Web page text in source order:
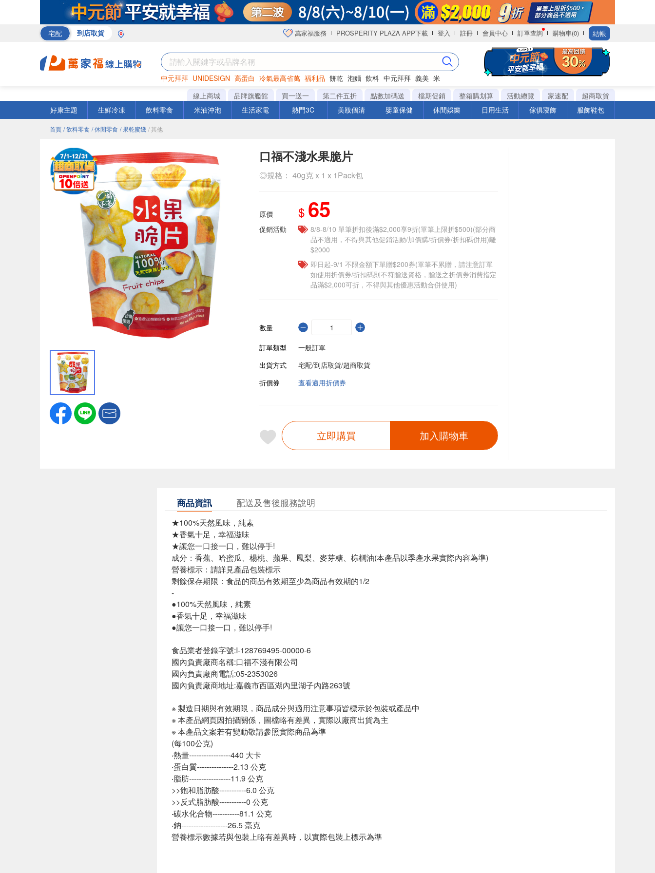
宅配 到店取貨 萬家福服務 PROSPERITY PLAZA APP下載 登入 註冊 會員中心 訂單查詢 購物車(0) 結帳
中元拜拜 UNIDESIGN 高蛋白 冷氣最高省萬 福利品 餅乾 泡麵 飲料 中元拜拜 義美 米
罐頭 咖啡 海苔
線上商城 品牌旗艦館 買一送一 第二件五折 點數加碼送 檔期促銷 整箱購划算 活動總覽 家速配
超商取貨
好康主題
生鮮冷凍 飲料零食 米油沖泡 生活家電 熱門3C 美妝個清 嬰童保健 休閒娛樂 日用生活 傢俱寢飾 服飾鞋包
首頁 / 飲料零食 / 休閒零食 / 果乾蜜餞 / 其他
口福不淺水果脆片
◎規格： 40g克 x 1 x 1Pack包
原價 $ 65
促銷活動
8/8-8/10 單筆折扣後滿$2,000享9折(單筆上限折$500)(部分商
品不適用，不得與其他促銷活動/加價購/折價券/折扣碼併用)離
$2000
即日起-9/1 不限金額下單贈$200券(單筆不累贈，請注意訂單
如使用折價券/折扣碼則不符贈送資格，贈送之折價券消費指定
品滿$2,000可折，不得與其他優惠活動合併使用)
數量
訂單類型
一般訂單
出貨方式
宅配/到店取貨/超商取貨
折價券
查看適用折價券
立即購買 加入購物車
商品資訊 配送及售後服務說明
★100%天然風味，純素
★香氣十足，幸福滋味
★讓您一口接一口，難以停手!
成分：香蕉、哈蜜瓜、楊桃、蘋果、鳳梨、麥芽糖、棕櫚油(本產品以季產水果實際內容為準)
營養標示：請詳見產品包裝標示
剩餘保存期限：食品的商品有效期至少為商品有效期的1/2
-
●100%天然風味，純素
●香氣十足，幸福滋味
●讓您一口接一口，難以停手!
食品業者登錄字號:I-128769495-00000-6
國內負責廠商名稱:口福不淺有限公司
國內負責廠商電話:05-2353026
國內負責廠商地址:嘉義市西區湖內里湖子內路263號
※ 製造日期與有效期限，商品成分與適用注意事項皆標示於包裝或產品中
※ 本產品網頁因拍攝關係，圖檔略有差異，實際以廠商出貨為主
※ 本產品文案若有變動敬請參照實際商品為準
(每100公克)
‧熱量-----------------440 大卡
‧蛋白質---------------2.13 公克
‧脂肪-----------------11.9 公克
>>飽和脂肪酸-----------6.0 公克
>>反式脂肪酸-----------0 公克
‧碳水化合物-----------81.1 公克
‧鈉-------------------26.5 毫克
營養標示數據若與包裝上略有差異時，以實際包裝上標示為準